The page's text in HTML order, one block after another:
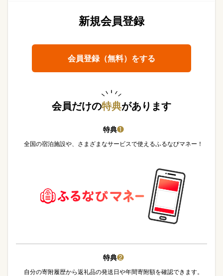
新規会員登録
会員登録（無料）をする
会員だけの特典があります
特典❶
全国の宿泊施設や、さまざまなサービスで使えるふるなびマネー！
特典❷
自分の寄附履歴から返礼品の発送日や年間寄附額を確認できます。